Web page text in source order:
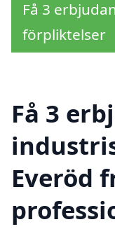
Få 3
förpliktelser
Få 3
Everöd